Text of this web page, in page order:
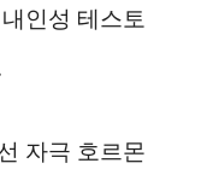
인성 테스토
자극 호르몬